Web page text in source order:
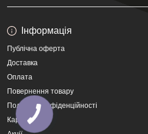
Інформація
Публічна оферта
Доставка
Оплата
Повернення товару
Політика конфіденційності
Карта сайту